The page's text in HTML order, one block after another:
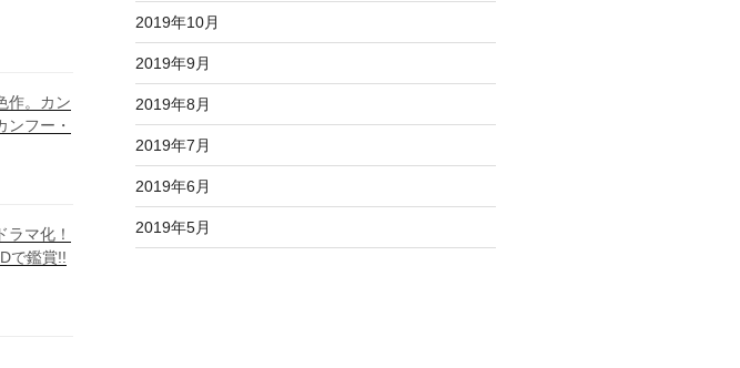
作。カン
ンフー・
マ化！
で鑑賞!!
2019年10月
2019年9月
2019年8月
2019年7月
2019年6月
2019年5月